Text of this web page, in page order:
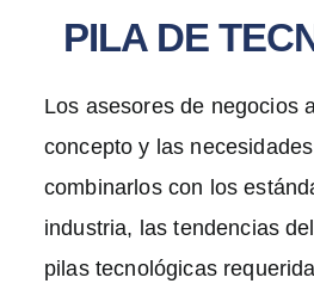
PILA DE
Los asesores de negocios
concepto y las
combinarlos con los
industria, las tendencias
pilas tecnológicas